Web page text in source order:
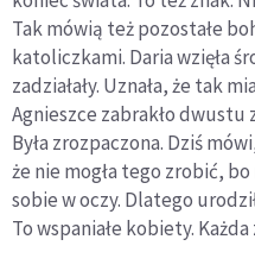
Tak mówią też pozostałe
katoliczkami. Daria wzięła
zadziałały. Uznała, że tak
Agnieszce zabrakło dwustu
Była zrozpaczona. Dziś
że nie mogła tego zrobić,
sobie w oczy. Dlatego
To wspaniałe kobiety. Każda